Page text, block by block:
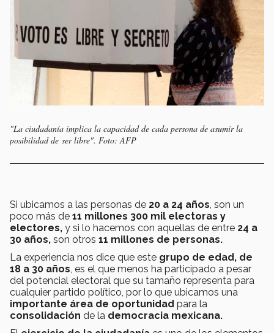
"La ciudadanía implica la capacidad de cada persona de asumir la
posibilidad de ser libre". Foto: AFP
Si ubicamos a las personas de 20 a 24 años, son un
poco más de 11 millones 300 mil electoras y
electores, y si lo hacemos con aquellas de entre 24 a
30 años, son otros 11 millones de personas.
La experiencia nos dice que este grupo de edad, de
18 a 30 años, es el que menos ha participado a pesar
del potencial electoral que su tamaño representa para
cualquier partido político, por lo que ubicamos una
importante área de oportunidad para la
consolidación de la democracia mexicana.